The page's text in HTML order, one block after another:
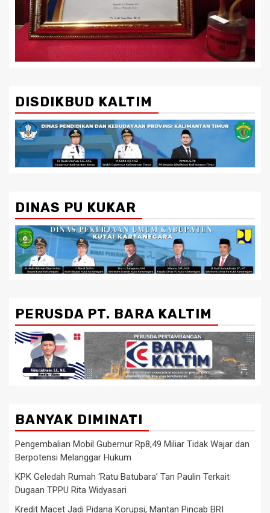
DISDIKBUD KALTIM
DINAS PU KUKAR
PERUSDA PT. BARA KALTIM
BANYAK DIMINATI
Pengembalian Mobil Gubernur Rp8,49 Miliar Tidak Wajar dan
Berpotensi Melanggar Hukum
KPK Geledah Rumah ‘Ratu Batubara’ Tan Paulin Terkait
Dugaan TPPU Rita Widyasari
Kredit Macet Jadi Pidana Korupsi, Mantan Pincab BRI